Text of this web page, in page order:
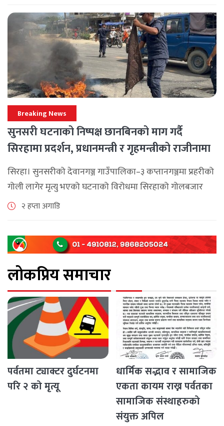
Breaking News
सुनसरी घटनाको निष्पक्ष छानबिनको माग गर्दै
सिरहामा प्रदर्शन, प्रधानमन्त्री र गृहमन्त्रीको राजीनामा
माग
सिरहा। सुनसरीको देवानगञ्ज गाउँपालिका–३ कप्तानगञ्जमा प्रहरीको
गोली लागेर मृत्यु भएको घटनाको विरोधमा सिरहाको गोलबजार
नगरपालिका–८ पुरानो चोक चोहर्वामा स्थानीयले प्रदर्शन गरेका
पश्चिम राजमार्ग अवरुद्ध [...]
२ हप्ता अगाडि
लोकप्रिय समाचार
पर्वतमा ट्याक्टर दुर्घटनमा
परि २ को मृत्यू
धार्मिक सद्भाव र सामाजिक
एकता कायम राख्न पर्वतका
सामाजिक संस्थाहरुको
संयुक्त अपिल